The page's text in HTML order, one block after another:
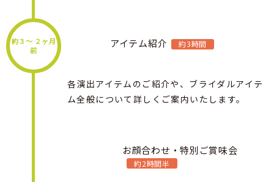
約３〜 ２ヶ月
前
アイテム紹介 約3時間
各演出アイテムのご紹介や、ブライダルアイテ
ム全般について詳しくご案内いたします。
お顔合わせ・特別ご賞味会
約2時間半